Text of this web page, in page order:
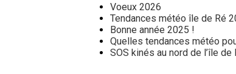
Voeux 2026
Tendances météo île de Ré
Bonne année 2025 !
Quelles tendances météo
SOS kinés au nord de l’île de